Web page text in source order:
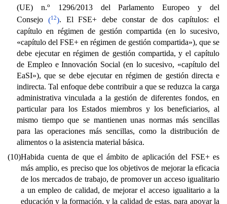
(UE) n.o
1296/2013 del Parlamento Europeo y del
Consejo (12). El FSE+ debe constar de dos capítulos: el
capítulo en régimen de gestión compartida (en lo sucesivo,
«capítulo del FSE+ en régimen de gestión compartida»), que se
debe ejecutar en régimen de gestión compartida, y el capítulo
de Empleo e Innovación Social (en lo sucesivo, «capítulo del
EaSI»), que se debe ejecutar en régimen de gestión directa e
indirecta. Tal enfoque debe contribuir a que se reduzca la carga
administrativa vinculada a la gestión de diferentes fondos, en
particular para los Estados miembros y los beneficiarios, al
mismo tiempo que se mantienen unas normas más sencillas
para las operaciones más sencillas, como la distribución de
alimentos o la asistencia material básica.
(10)Habida cuenta de que el ámbito de aplicación del FSE+ es
más amplio, es preciso que los objetivos de mejorar la eficacia
de los mercados de trabajo, de promover un acceso igualitario
a un empleo de calidad, de mejorar el acceso igualitario a la
educación y la formación, y la calidad de estas, para apoyar la